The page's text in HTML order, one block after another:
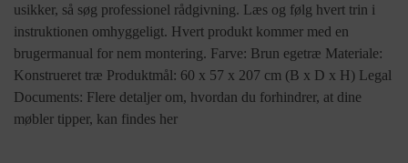
usikker, så søg professionel rådgivning. Læs og følg hvert trin i
instruktionen omhyggeligt. Hvert produkt kommer med en
brugermanual for nem montering. Farve: Brun egetræ Materiale:
Konstrueret træ Produktmål: 60 x 57 x 207 cm (B x D x H) Legal
Documents: Flere detaljer om, hvordan du forhindrer, at dine
møbler tipper, kan findes her